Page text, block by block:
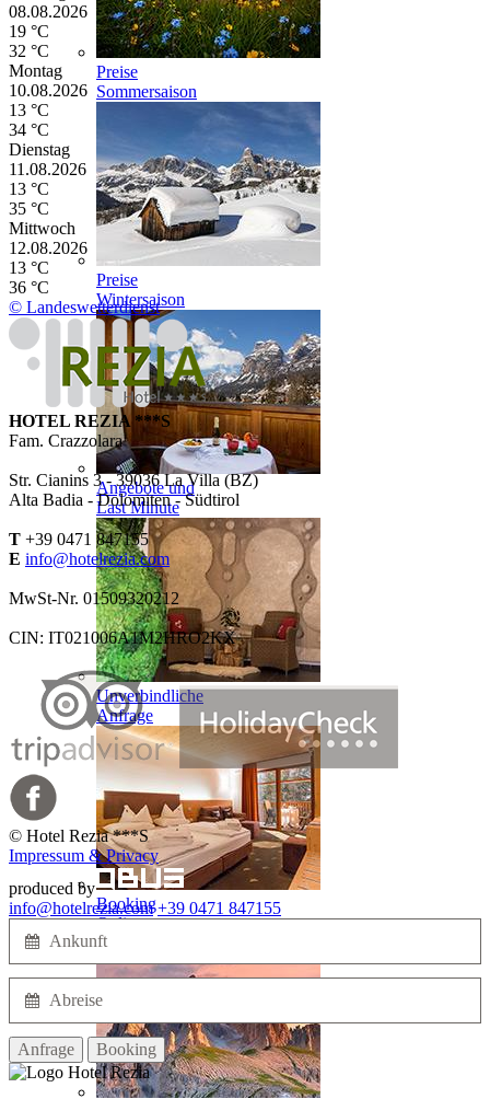
Preise
Sommersaison
Preise
Wintersaison
Angebote und
Last Minute
Unverbindliche
Anfrage
Booking
Online
08.08.2026
19 °C
32 °C
Montag
10.08.2026
13 °C
34 °C
Dienstag
11.08.2026
13 °C
35 °C
Mittwoch
12.08.2026
13 °C
36 °C
© Landeswetterdienst
HOTEL REZIA ***S
Fam. Crazzolara
Str. Cianins 3 -39036 La Villa (BZ)
Alta Badia - Dolomiten - Südtirol
T +39 0471 847155
E info@hotelrezia.com
MwSt-Nr. 01509320212
CIN: IT021006A1M2HRO2KX
© Hotel Rezia ***S
Impressum & Privacy
produced by
info@hotelrezia.com +39 0471 847155
Anfrage Booking